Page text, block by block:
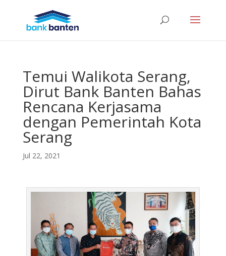
Temui Walikota Serang,
Dirut Bank Banten Bahas
Rencana Kerjasama
dengan Pemerintah Kota
Serang
Jul 22, 2021